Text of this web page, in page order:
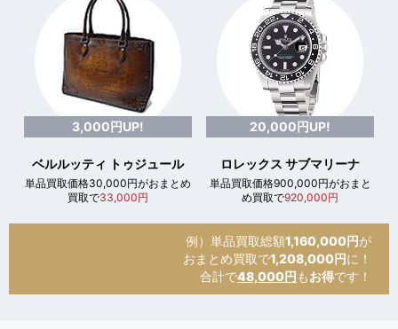
3,000円UP!
ベルルッティ トゥジュール
単品買取価格30,000円がおまとめ
買取で33,000円
20,000円UP!
ロレックス サブマリーナ
単品買取価格900,000円がおまと
め買取で920,000円
例）単品買取総額1,160,000円が
おまとめ買取で1,208,000円に！
合計で48,000円 もお得です！